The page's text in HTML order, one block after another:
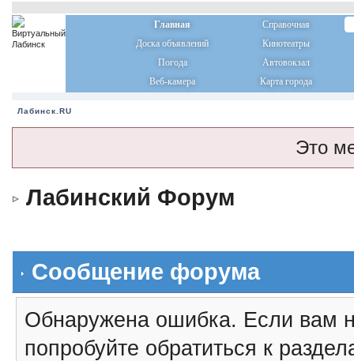
Главная
Справочная
Доска объявлений
Кинотеатры
Погода
Автовокзал
Веб-камера
Карта города
Лабинск.RU
Это
Лабинский Форум
Сообщение форума
Обнаружена ошибка. Если вам
попробуйте обратиться к